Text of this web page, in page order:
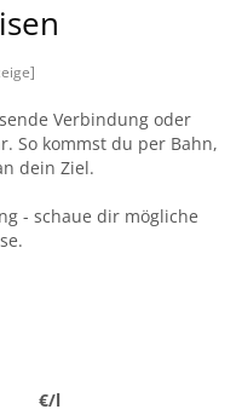
Verbindung oder
So kommst du per Bahn,
dein Ziel.
- schaue dir mögliche
€/l